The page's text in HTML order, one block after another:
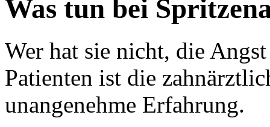
Was tun bei
Wer hat sie nicht, die
Patienten ist die
unangenehme Erfahrung.